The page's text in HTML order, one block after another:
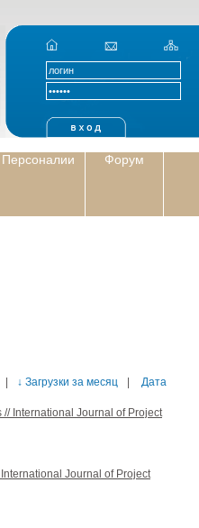
Персоналии Форум
↓ Загрузки за месяц Дата
International Journal of Project
Journal of Project